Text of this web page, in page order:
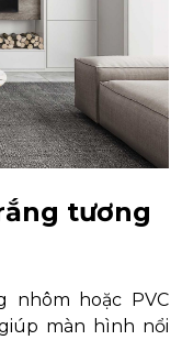
tương
nhôm hoặc PVC
màn hình nổi